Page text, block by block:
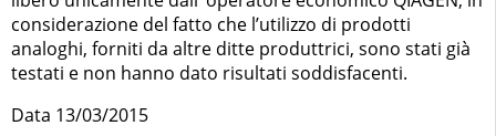
considerazione del fatto che l’utilizzo di prodotti
analoghi, forniti da altre ditte produttrici, sono stati già
testati e non hanno dato risultati soddisfacenti.
Data 13/03/2015